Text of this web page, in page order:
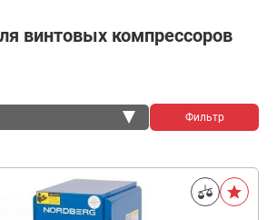
винтовых компрессоров
Фильтр